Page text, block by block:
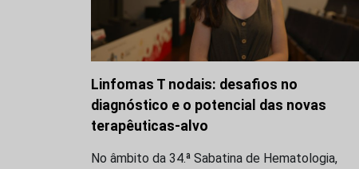
Linfomas T nodais: desafios no
diagnóstico e o potencial das novas
terapêuticas-alvo
No âmbito da 34.ª Sabatina de Hematologia,